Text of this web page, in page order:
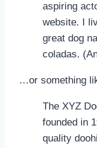
aspiring
website. I
great dog
coladas.
…or something
The XYZ
founded in
quality